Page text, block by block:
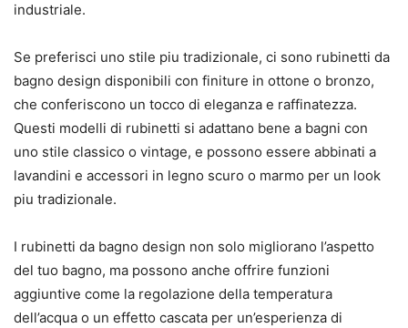
industriale.
Se preferisci uno stile piu tradizionale, ci sono rubinetti da
bagno design disponibili con finiture in ottone o bronzo,
che conferiscono un tocco di eleganza e raffinatezza.
Questi modelli di rubinetti si adattano bene a bagni con
uno stile classico o vintage, e possono essere abbinati a
lavandini e accessori in legno scuro o marmo per un look
piu tradizionale.
I rubinetti da bagno design non solo migliorano l’aspetto
del tuo bagno, ma possono anche offrire funzioni
aggiuntive come la regolazione della temperatura
dell’acqua o un effetto cascata per un’esperienza di